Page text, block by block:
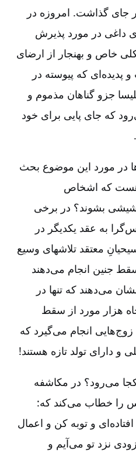
جای گذاشت‌. امروزه در
داغی در مورد پذیرش
خاص و بهنجار از ارضای
که پیوسته در
جزو گناهان مذموم و
که جای پایی برای خود
در مورد این موضوع بحث
هست که اشخاص
بشوند؟ در برخی
به عقد یکدیگر در
معتقد تلاشهای وسیع
جنین انجام می‌دهند
می‌دهند که تنها در
هزار مورد از سقط
انجام می‌گیرد که
و دارای تولد تازه هستند!
می‌رود؟ در مکاشفه
را خطاب می‌کند که‌:‌
و توبه کن و اعمال
نزد تو می‌آیم و